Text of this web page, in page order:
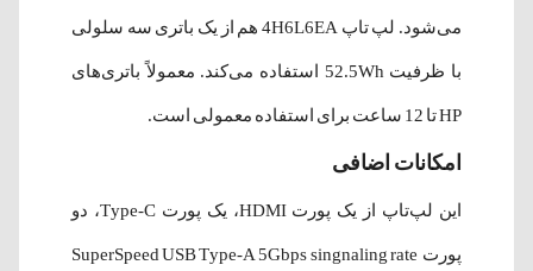
می‌شود. لپ تاپ 4H6L6EA هم از یک باتری سه سلولی
با ظرفیت 52.5Wh استفاده می‌کند. معمولاً باتری‌های
HP تا 12 ساعت برای استفاده معمولی است.
امکانات اضافی
این لپ‌تاپ از یک پورت HDMI، یک پورت Type-C، دو
پورت SuperSpeed USB Type-A 5Gbps singnaling rate